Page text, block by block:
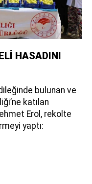
HASADINI
bulunan ve
katılan
Erol, rekolte
yaptı: